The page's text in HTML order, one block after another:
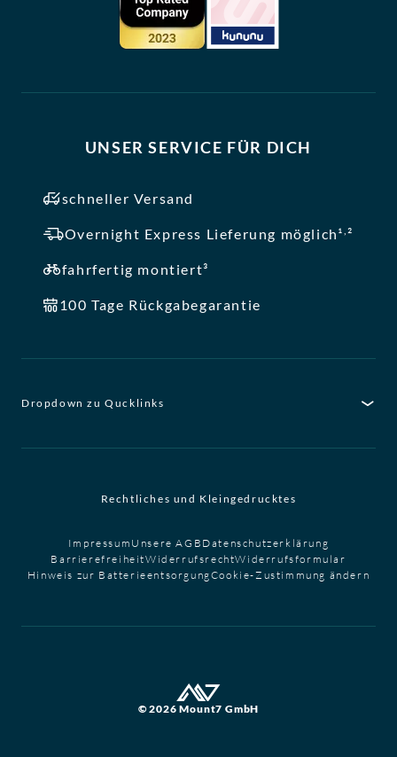
UNSER SERVICE FÜR DICH
schneller Versand
Overnight Express Lieferung möglich¹,²
fahrfertig montiert³
100 Tage Rückgabegarantie
Dropdown zu Qucklinks
Rechtliches und Kleingedrucktes
Impressum Unsere AGB Datenschutzerklärung
BarrierefreiheitWiderrufsrechtWiderrufsformular
Hinweis zur BatterieentsorgungCookie-Zustimmung ändern
© 2026 Mount7 GmbH